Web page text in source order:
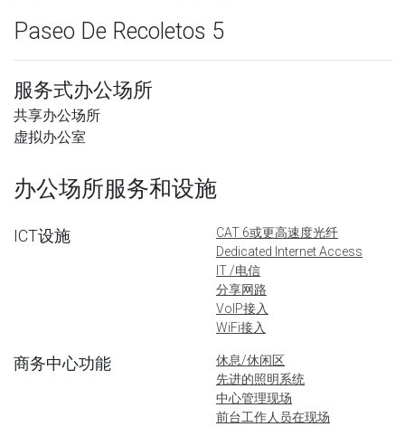
Paseo De Recoletos 5
服务式办公场所
共享办公场所
虚拟办公室
办公场所服务和设施
ICT设施
CAT 6或更高速度光纤
Dedicated Internet Access
IT /电信
分享网路
VoIP接入
WiFi接入
商务中心功能
休息/休闲区
先进的照明系统
中心管理现场
前台工作人员在现场